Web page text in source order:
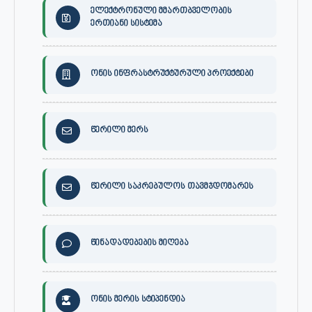
ელექტრონული მმართბველობის
ერთიანი სისტემა
ონის ინფრასტრუქტურული პროექტები
წერილი მერს
წერილი საკრებულოს თავმჯდომარეს
წინადადებების მიღება
ონის მერის სტიპენდია